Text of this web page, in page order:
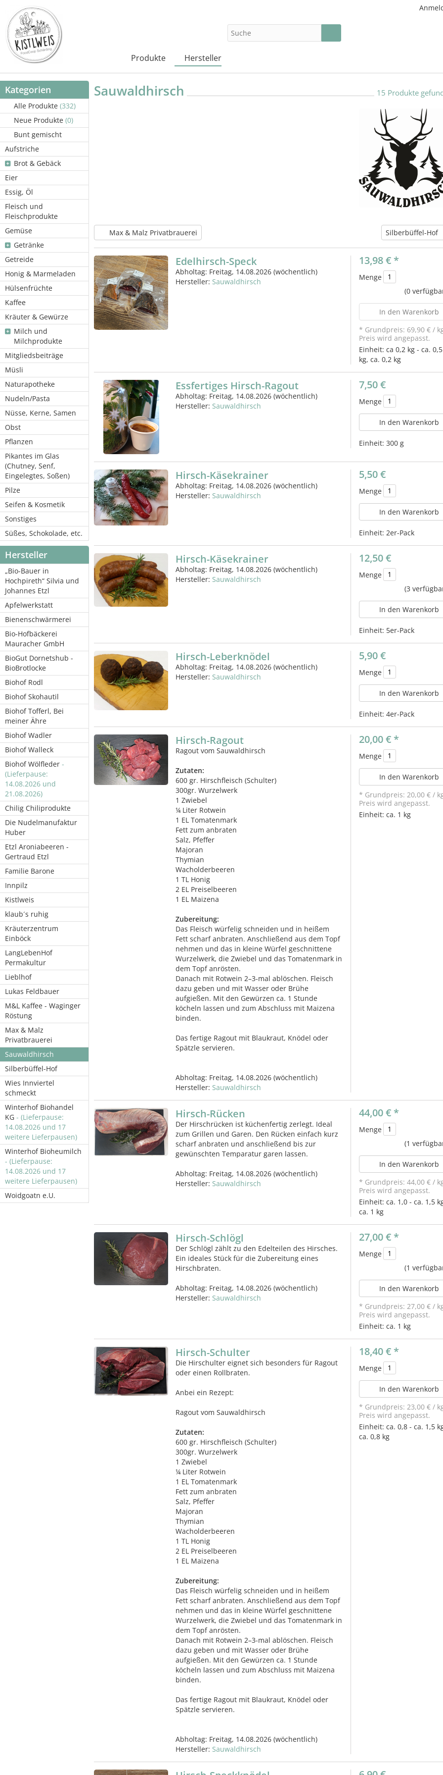
Produkte Hersteller
Kategorien
Alle Produkte (332)
Neue Produkte (0)
Bunt gemischt
Aufstriche
Brot & Gebäck
Eier
Essig, Öl
Fleisch und
Fleischprodukte
Gemüse
Getränke
Getreide
Honig & Marmeladen
Hülsenfrüchte
Kaffee
Kräuter & Gewürze
Milch und
Milchprodukte
Mitgliedsbeiträge
Müsli
Naturapotheke
Nudeln/Pasta
Nüsse, Kerne, Samen
Obst
Pflanzen
Pikantes im Glas
(Chutney, Senf,
Eingelegtes, Soßen)
Pilze
Seifen & Kosmetik
Sonstiges
Süßes, Schokolade, etc.
Hersteller
„Bio-Bauer in
Hochpireth“ Silvia und
Johannes Etzl
Apfelwerkstatt
Bienenschwärmerei
Bio-Hofbäckerei
Mauracher GmbH
BioGut Dornetshub -
BioBrotlocke
Biohof Rodl
Biohof Skohautil
Biohof Tofferl, Bei
meiner Ähre
Biohof Wadler
Biohof Walleck
Biohof Wölfleder -
(Lieferpause:
14.08.2026 und
21.08.2026)
Chilig Chiliprodukte
Die Nudelmanufaktur
Huber
Etzl Aroniabeeren -
Gertraud Etzl
Familie Barone
Innpilz
Kistlweis
klaub´s ruhig
Kräuterzentrum
Einböck
LangLebenHof
Permakultur
Lieblhof
Lukas Feldbauer
M&L Kaffee - Waginger
Röstung
Max & Malz
Privatbrauerei
Sauwaldhirsch
Silberbüffel-Hof
Wies Innviertel
schmeckt
Winterhof Biohandel
KG - (Lieferpause:
14.08.2026 und 17
weitere Lieferpausen)
Winterhof Bioheumilch
- (Lieferpause:
14.08.2026 und 17
weitere Lieferpausen)
Woidgoatn e.U.
Sauwaldhirsch 15 Produkte
Silberbüffel-Hof
Max & Malz Privatbrauerei
Edelhirsch-Speck
Abholtag: Freitag, 14.08.2026 (wöchentlich)
Hersteller: Sauwaldhirsch
13,98 € *
Menge
(0
In den Warenkorb
* Grundpreis: 69,90 € /
Preis wird angepasst.
Einheit: ca 0,2 kg - ca. 0,5
kg, ca. 0,2 kg
Essfertiges Hirsch-Ragout
Abholtag: Freitag, 14.08.2026 (wöchentlich)
Hersteller: Sauwaldhirsch
7,50 €
Menge
In den Warenkorb
Einheit: 300 g
Hirsch-Käsekrainer
Abholtag: Freitag, 14.08.2026 (wöchentlich)
Hersteller: Sauwaldhirsch
5,50 €
Menge
In den Warenkorb
Einheit: 2er-Pack
Hirsch-Käsekrainer
Abholtag: Freitag, 14.08.2026 (wöchentlich)
Hersteller: Sauwaldhirsch
12,50 €
Menge
(3
In den Warenkorb
Einheit: 5er-Pack
Hirsch-Leberknödel
Abholtag: Freitag, 14.08.2026 (wöchentlich)
Hersteller: Sauwaldhirsch
5,90 €
Menge
In den Warenkorb
Einheit: 4er-Pack
Hirsch-Ragout
Ragout vom Sauwaldhirsch
Zutaten:
600 gr. Hirschfleisch (Schulter)
300gr. Wurzelwerk
1 Zwiebel
¼ Liter Rotwein
1 EL Tomatenmark
Fett zum anbraten
Salz, Pfeffer
Majoran
Thymian
Wacholderbeeren
1 TL Honig
2 EL Preiselbeeren
1 EL Maizena
Zubereitung:
Das Fleisch würfelig schneiden und in heißem
Fett scharf anbraten. Anschließend aus dem Topf
nehmen und das in kleine Würfel geschnittene
Wurzelwerk, die Zwiebel und das Tomatenmark in
dem Topf anrösten.
Danach mit Rotwein 2–3-mal ablöschen. Fleisch
dazu geben und mit Wasser oder Brühe
aufgießen. Mit den Gewürzen ca. 1 Stunde
köcheln lassen und zum Abschluss mit Maizena
binden.
Das fertige Ragout mit Blaukraut, Knödel oder
Spätzle servieren.
Abholtag: Freitag, 14.08.2026 (wöchentlich)
Hersteller: Sauwaldhirsch
20,00 € *
Menge
In den Warenkorb
* Grundpreis: 20,00 € /
Preis wird angepasst.
Einheit: ca. 1 kg
Hirsch-Rücken
Der Hirschrücken ist küchenfertig zerlegt. Ideal
zum Grillen und Garen. Den Rücken einfach kurz
scharf anbraten und anschließend bis zur
gewünschten Temparatur garen lassen.
Abholtag: Freitag, 14.08.2026 (wöchentlich)
Hersteller: Sauwaldhirsch
44,00 € *
Menge
(1
In den Warenkorb
* Grundpreis: 44,00 € /
Preis wird angepasst.
Einheit: ca. 1,0 - ca. 1,5
ca. 1 kg
Hirsch-Schlögl
Der Schlögl zählt zu den Edelteilen des Hirsches.
Ein ideales Stück für die Zubereitung eines
Hirschbraten.
Abholtag: Freitag, 14.08.2026 (wöchentlich)
Hersteller: Sauwaldhirsch
27,00 € *
Menge
(1
In den Warenkorb
* Grundpreis: 27,00 € /
Preis wird angepasst.
Einheit: ca. 1 kg
Hirsch-Schulter
Die Hirschulter eignet sich besonders für Ragout
oder einen Rollbraten.
Anbei ein Rezept:
Ragout vom Sauwaldhirsch
Zutaten:
600 gr. Hirschfleisch (Schulter)
300gr. Wurzelwerk
1 Zwiebel
¼ Liter Rotwein
1 EL Tomatenmark
Fett zum anbraten
Salz, Pfeffer
Majoran
Thymian
Wacholderbeeren
1 TL Honig
2 EL Preiselbeeren
1 EL Maizena
Zubereitung:
Das Fleisch würfelig schneiden und in heißem
Fett scharf anbraten. Anschließend aus dem Topf
nehmen und das in kleine Würfel geschnittene
Wurzelwerk, die Zwiebel und das Tomatenmark in
dem Topf anrösten.
Danach mit Rotwein 2–3-mal ablöschen. Fleisch
dazu geben und mit Wasser oder Brühe
aufgießen. Mit den Gewürzen ca. 1 Stunde
köcheln lassen und zum Abschluss mit Maizena
binden.
Das fertige Ragout mit Blaukraut, Knödel oder
Spätzle servieren.
Abholtag: Freitag, 14.08.2026 (wöchentlich)
Hersteller: Sauwaldhirsch
18,40 € *
Menge
In den Warenkorb
* Grundpreis: 23,00 € /
Preis wird angepasst.
Einheit: ca. 0,8 - ca. 1,5
ca. 0,8 kg